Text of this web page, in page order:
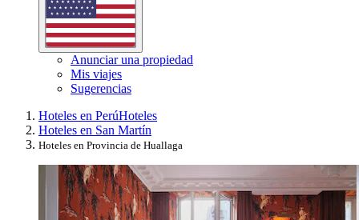
Anunciar una propiedad
Mis viajes
Sugerencias
Hoteles en PerúHoteles
Hoteles en San Martín
Hoteles en Provincia de Huallaga